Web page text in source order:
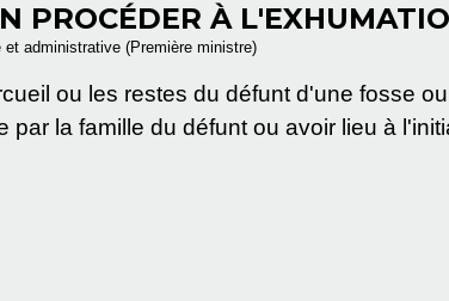
PROCÉDER À
administrative (Première ministre)
ou les restes du défunt d'une fosse
par la famille du défunt ou avoir lieu à